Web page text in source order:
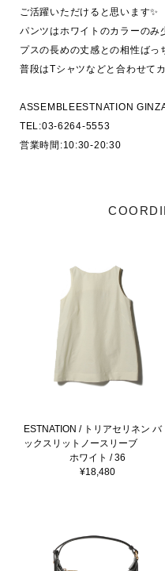
ご活躍いただけると思います✨
パンツはホワイトのカラーのみ
プスの長めの丈感との相性ば
普段はTシャツなどと合わせて
ASSEMBLEESTNATION
TEL:03-6264-5553
営業時間:10:30-20:30
ESTNATION / トリアセリネン バ
ックスリットノースリーブ
ホワイト / 36
¥18,480